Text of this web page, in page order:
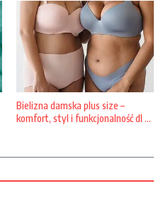
Bielizna damska plus size –
komfort, styl i funkcjonalność dl ...